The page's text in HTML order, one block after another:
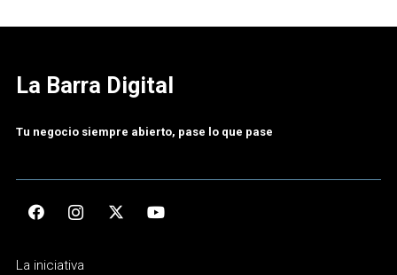
La Barra Digital
Tu negocio siempre abierto, pase lo que pase
La iniciativa